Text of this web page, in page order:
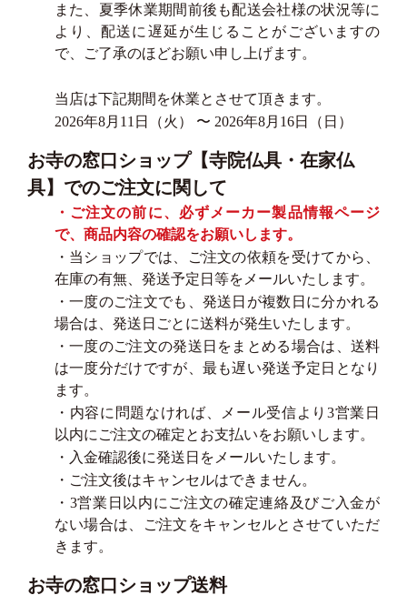
また、夏季休業期間前後も配送会社様の状況等に
より、配送に遅延が生じることがございますの
で、ご了承のほどお願い申し上げます。
当店は下記期間を休業とさせて頂きます。
2026年8月11日（火） 〜 2026年8月16日（日）
お寺の窓口ショップ【寺院仏具・在家仏
具】でのご注文に関して
・ご注文の前に、必ずメーカー製品情報ページ
で、商品内容の確認をお願いします。
・当ショップでは、ご注文の依頼を受けてから、
在庫の有無、発送予定日等をメールいたします。
・一度のご注文でも、発送日が複数日に分かれる
場合は、発送日ごとに送料が発生いたします。
・一度のご注文の発送日をまとめる場合は、送料
は一度分だけですが、最も遅い発送予定日となり
ます。
・内容に問題なければ、メール受信より3営業日
以内にご注文の確定とお支払いをお願いします。
・入金確認後に発送日をメールいたします。
・ご注文後はキャンセルはできません。
・3営業日以内にご注文の確定連絡及びご入金が
ない場合は、ご注文をキャンセルとさせていただ
きます。
お寺の窓口ショップ送料